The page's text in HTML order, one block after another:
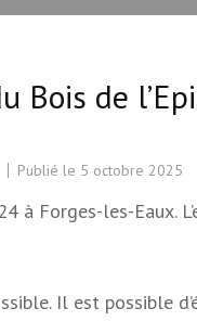
Bois de
Publié le 5 octobre 2025
Forges-les-Eaux.
Il est possible